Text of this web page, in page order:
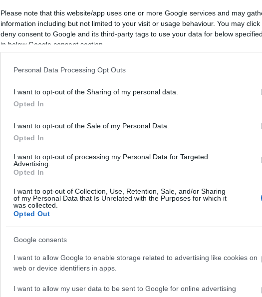
Please note that this website/app uses one or more Google services and may
information including but not limited to your visit or usage behaviour. You may
deny consent to Google and its third-party tags to use your data for below
in below Google consent section.
Personal Data Processing Opt Outs
I want to opt-out of the Sharing of my personal data.
Opted In
I want to opt-out of the Sale of my Personal Data.
Opted In
I want to opt-out of processing my Personal Data for Targeted
Advertising.
Opted In
I want to opt-out of Collection, Use, Retention, Sale, and/or Sharing
of my Personal Data that Is Unrelated with the Purposes for which it
was collected.
Opted Out
Google consents
I want to allow Google to enable storage related to advertising like cookies on
web or device identifiers in apps.
I want to allow my user data to be sent to Google for online advertising